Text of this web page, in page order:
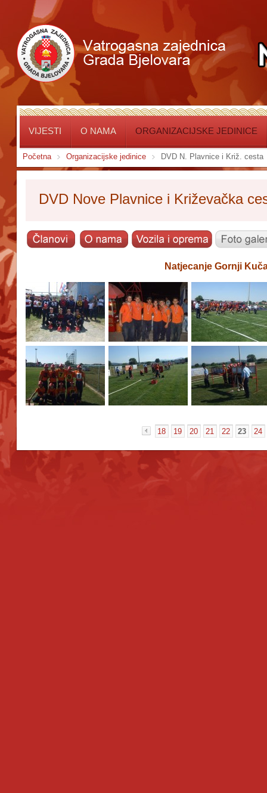
VIJESTI O NAMA ORGANIZACIJSKE JEDINICE
Početna Organizacijske jedinice DVD N. Plavnice i Križ. cesta
DVD Nove Plavnice i Križevačka
Natjecanje Gornji
«
18 19 20 21 22 23 24